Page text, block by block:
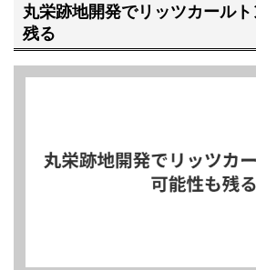
丸栄跡地開発でリッツカール
残る